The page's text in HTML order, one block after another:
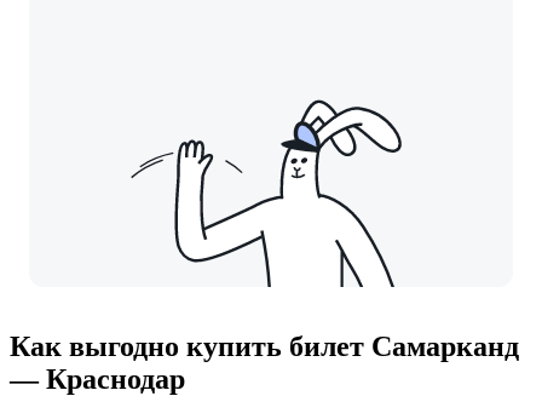
Как выгодно купить билет Самарканд
— Краснодар